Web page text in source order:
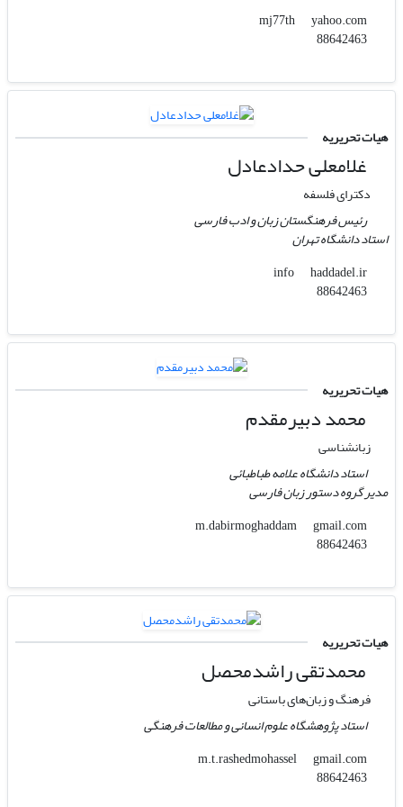
mj77th
yahoo.com
88642463
هیات تحریریه
غلامعلی حدادعادل
دکترای فلسفه
رئیس فرهنگستان زبان و ادب فارسی
استاد دانشگاه تهران
info
haddadel.ir
88642463
هیات تحریریه
محمد دبیرمقدم
زبانشناسی
استاد دانشگاه علامه طباطبائی
مدیر گروه دستور زبان فارسی
m.dabirmoghaddam
gmail.com
88642463
هیات تحریریه
محمدتقی راشدمحصل
فرهنگ و زبان‌های باستانی
استاد پژوهشگاه علوم انسانی و مطالعات فرهنگی
m.t.rashedmohassel
gmail.com
88642463